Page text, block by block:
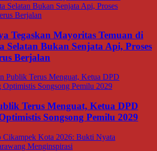
Tegaskan Mayoritas Temuan di
Selatan Bukan Senjata Api, Proses
Berjalan
Terus Menguat, Ketua DPD
Songsong Pemilu 2029